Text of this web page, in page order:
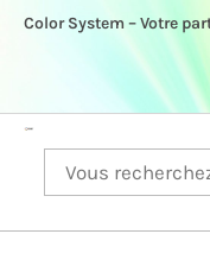
Color System – Votre